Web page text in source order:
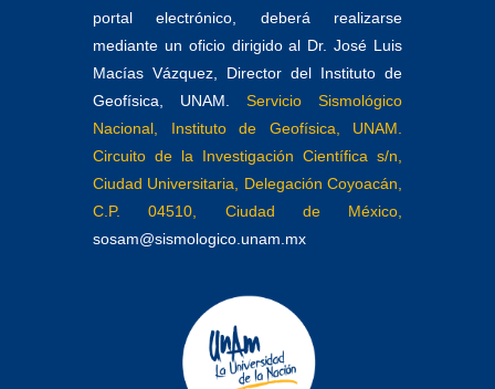
portal electrónico, deberá realizarse
mediante un oficio dirigido al Dr. José Luis
Macías Vázquez, Director del Instituto de
Geofísica, UNAM.
Servicio Sismológico
Nacional, Instituto de Geofísica, UNAM.
Circuito de la Investigación Científica s/n,
Ciudad Universitaria, Delegación Coyoacán,
C.P. 04510, Ciudad de México,
sosam@sismologico.unam.mx